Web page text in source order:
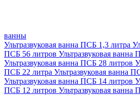
ванны
Ультразвуковая ванна ПСБ 1,3 литра
ПСБ 56 литров Ультразвуковая ванна
Ультразвуковая ванна ПСБ 28 литров
ПСБ 22 литра Ультразвуковая ванна
Ультразвуковая ванна ПСБ 14 литров
ПСБ 12 литров Ультразвуковая ванна